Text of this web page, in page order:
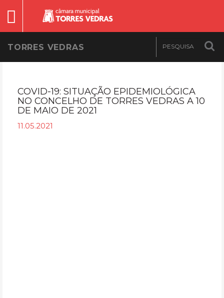
TORRES VEDRAS
COVID-19: SITUAÇÃO EPIDEMIOLÓGICA
NO CONCELHO DE TORRES VEDRAS A 10
DE MAIO DE 2021
11.05.2021